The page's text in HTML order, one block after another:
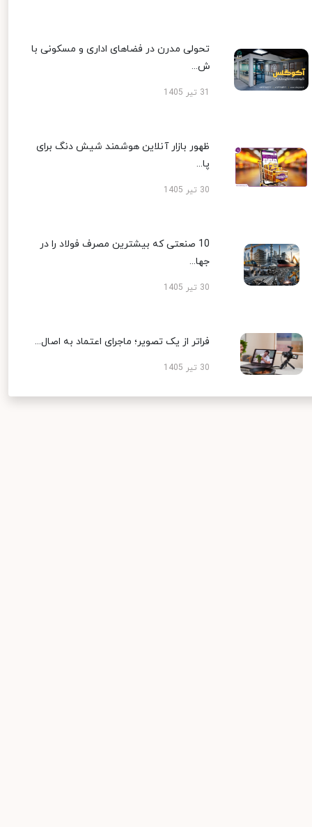
تحولی مدرن در فضاهای اداری و مسکونی با
ش...
ظهور بازار آنلاین هوشمند شیش دنگ برای
پا...
30 تیر 1405
10 صنعتی که بیشترین مصرف فولاد را در
جها...
30 تیر 1405
فراتر از یک تصویر؛ ماجرای اعتماد به اصال...
30 تیر 1405